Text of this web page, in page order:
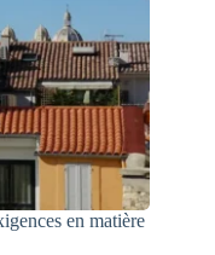
en matière